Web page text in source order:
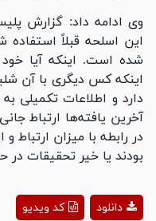
وی ادامه داد: گزارش
این اسلحه قبلاً
شده است. اینکه آیا خود
اینکه کس دیگری با آن
دارد و اطلاعات تکمیلی
آخرین یافته‌ها ارتباط
در رابطه با میزان ارتباط و
بودند یا خیر تحقیقات در
کد ویدیو دانلود